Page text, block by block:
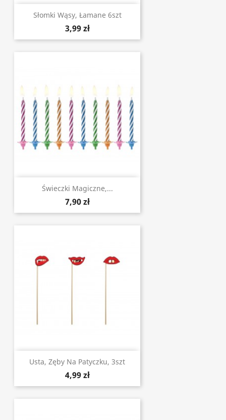
Słomki Wąsy, Łamane 6szt
3,99 zł
Świeczki Magiczne,...
7,90 zł
Usta, Zęby Na Patyczku, 3szt
4,99 zł